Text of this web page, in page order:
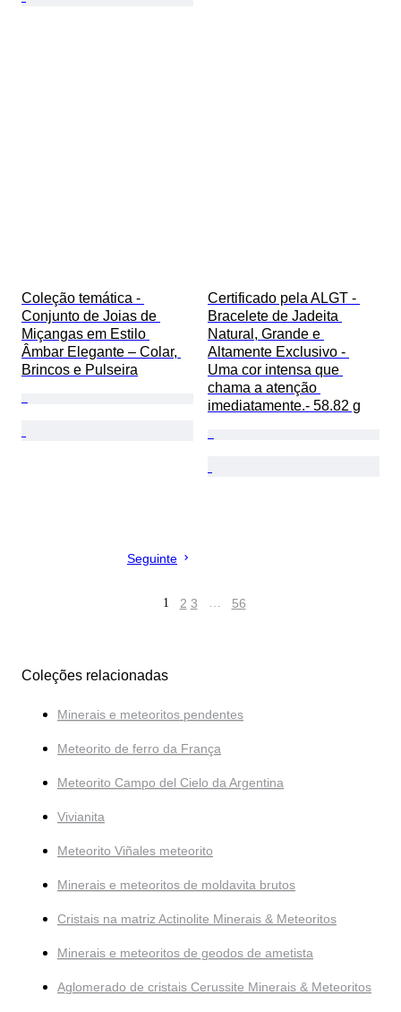
Coleção temática -
Conjunto de Joias de
Miçangas em Estilo
Âmbar Elegante – Colar,
Brincos e Pulseira
Certificado pela ALGT -
Bracelete de Jadeita
Natural, Grande e
Altamente Exclusivo -
Uma cor intensa que
chama a atenção
imediatamente.- 58.82 g
Seguinte
1 2 3 … 56
Coleções relacionadas
Minerais e meteoritos pendentes
Meteorito de ferro da França
Meteorito Campo del Cielo da Argentina
Vivianita
Meteorito Viñales meteorito
Minerais e meteoritos de moldavita brutos
Cristais na matriz Actinolite Minerais & Meteoritos
Minerais e meteoritos de geodos de ametista
Aglomerado de cristais Cerussite Minerais & Meteoritos